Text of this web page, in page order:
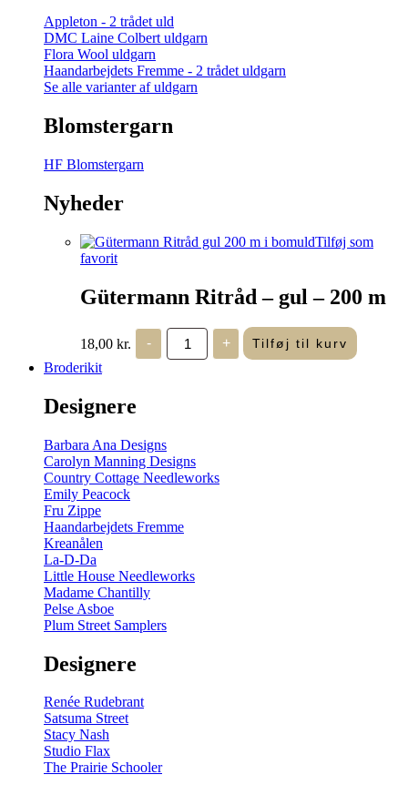
Appleton - 2 trådet uld
DMC Laine Colbert uldgarn
Flora Wool uldgarn
Haandarbejdets Fremme - 2 trådet uldgarn
Se alle varianter af uldgarn
Blomstergarn
HF Blomstergarn
Nyheder
Tilføj som
favorit
Gütermann Ritråd – gul – 200 m
18,00 kr. -
Gütermann
Ritråd
-
+ Tilføj til kurv
Broderikit
Designere
Barbara Ana Designs
Carolyn Manning Designs
Country Cottage Needleworks
Emily Peacock
Fru Zippe
Haandarbejdets Fremme
Kreanålen
La-D-Da
Little House Needleworks
Madame Chantilly
Pelse Asboe
Plum Street Samplers
Designere
Renée Rudebrant
Satsuma Street
Stacy Nash
Studio Flax
The Prairie Schooler